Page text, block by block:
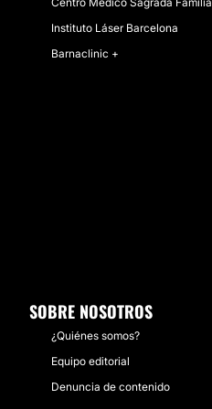
Instituto Láser Barcelona
Barnaclinic +
SOBRE NOSOTROS
¿Quiénes somos?
Equipo editorial
Denuncia de contenido